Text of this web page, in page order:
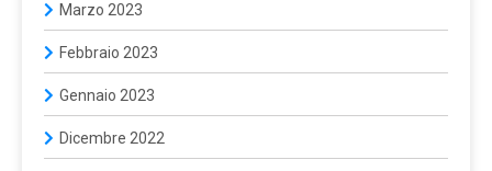
Marzo 2023
Febbraio 2023
Gennaio 2023
Dicembre 2022